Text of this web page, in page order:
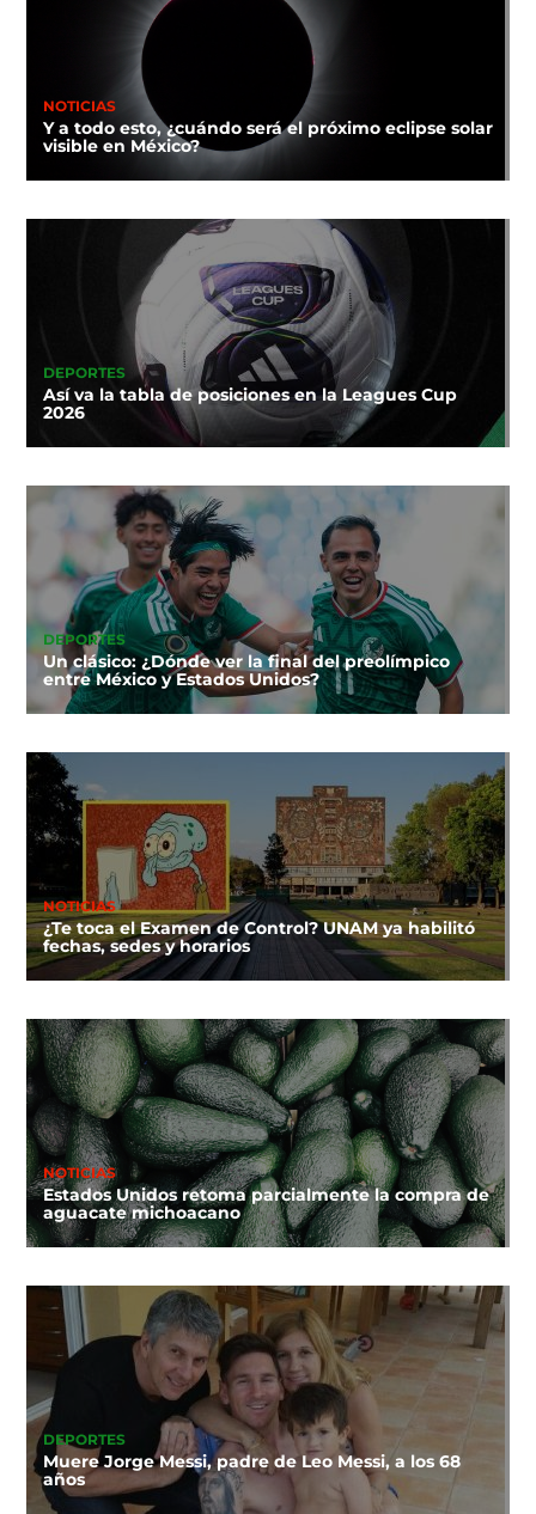
NOTICIAS
Y a todo esto, ¿cuándo será el próximo eclipse solar
visible en México?
DEPORTES
Así va la tabla de posiciones en la Leagues Cup
2026
DEPORTES
Un clásico: ¿Dónde ver la final del preolímpico
entre México y Estados Unidos?
NOTICIAS
¿Te toca el Examen de Control? UNAM ya habilitó
fechas, sedes y horarios
NOTICIAS
Estados Unidos retoma parcialmente la compra de
aguacate michoacano
DEPORTES
Muere Jorge Messi, padre de Leo Messi, a los 68
años